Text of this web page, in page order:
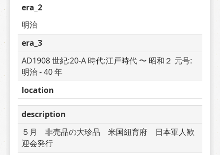
era_2
明治
era_3
AD1908 世紀:20-A 時代:江戸時代 〜 昭和２ 元号:
明治 - 40 年
location
description
５月　非売品の大珍品　米国紐育府　日本軍人歓
迎会発行